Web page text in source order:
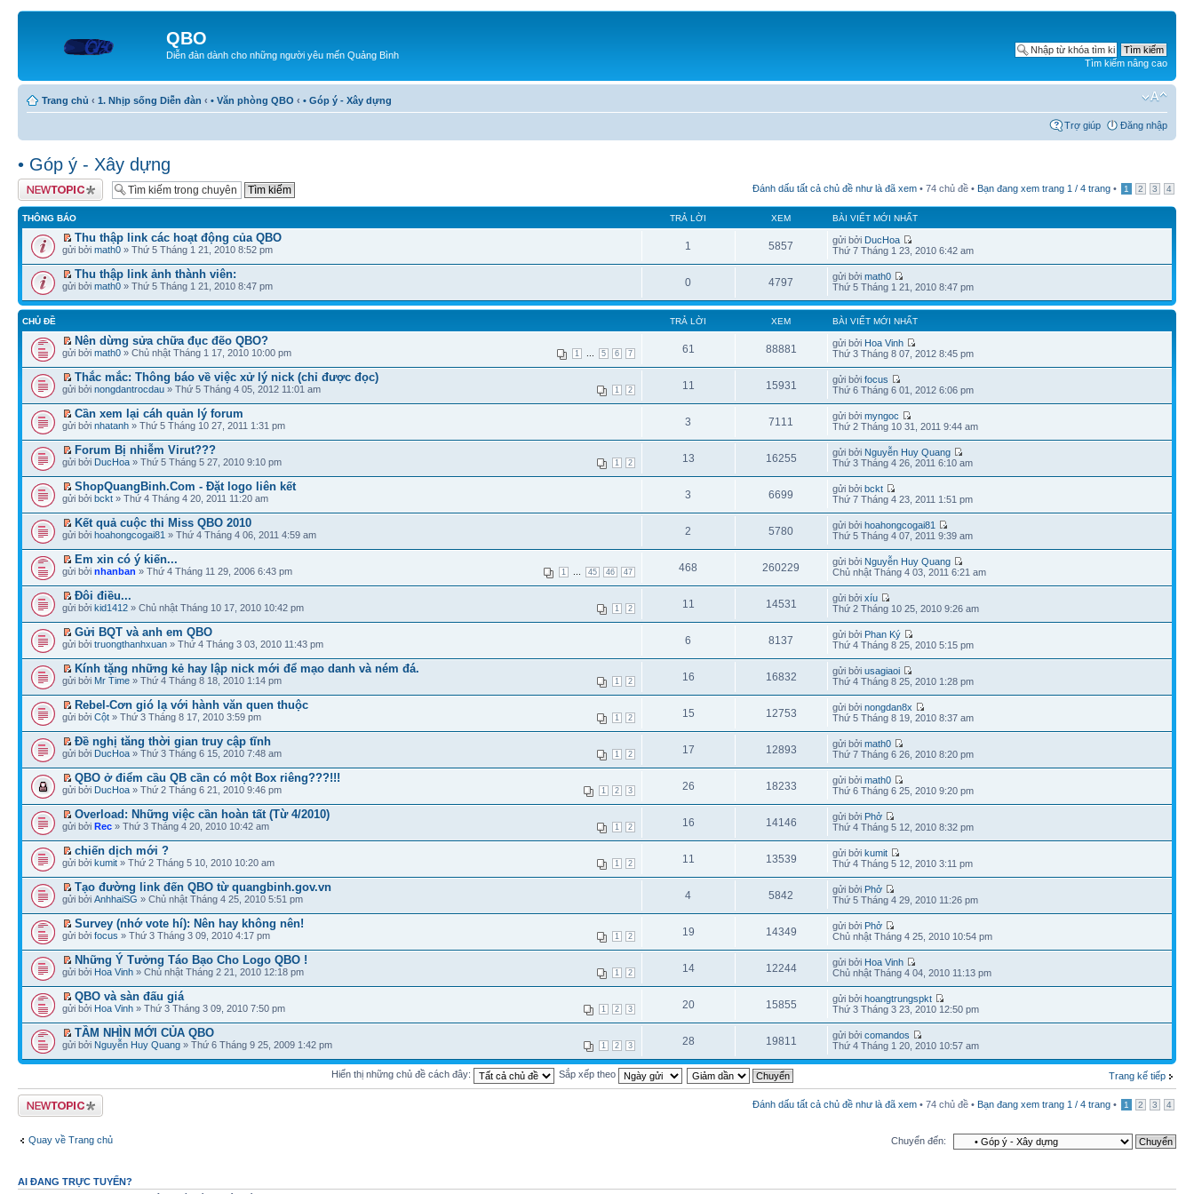
QBO
Diễn đàn dành cho những người yêu mến Quảng Bình
Tìm kiếm nâng cao
Trang chủ ‹ 1. Nhịp sống Diễn đàn ‹ • Văn phòng QBO ‹ • Góp ý - Xây dựng
Trợ giúp Đăng nhập
• Góp ý - Xây dựng
Tạo chủ đề mới Đánh dấu tất cả chủ đề như là đã xem • 74 chủ đề • Bạn đang xem trang 1 / 4 trang • 1 2 3 4
THÔNG BÁO TRẢ LỜI XEM BÀI VIẾT MỚI NHẤT
Thu thập link các hoạt động của QBO
gửi bởi math0 » Thứ 5 Tháng 1 21, 2010 8:52 pm 1 5857 gửi bởi DucHoa
Thứ 7 Tháng 1 23, 2010 6:42 am
Thu thập link ảnh thành viên:
gửi bởi math0 » Thứ 5 Tháng 1 21, 2010 8:47 pm 0 4797 gửi bởimath0
Thứ 5 Tháng 1 21, 2010 8:47 pm
CHỦ ĐỀ TRẢ LỜI XEM BÀI VIẾT MỚI NHẤT
Nên dừng sửa chữa đục đẽo QBO?
1 5 6 7
gửi bởi math0 » Chủ nhật Tháng 1 17, 2010 10:00 pm 61 88881 gửi bởi Hoa Vinh
Thứ 3 Tháng 8 07, 2012 8:45 pm
Thắc mắc: Thông báo về việc xử lý nick (chỉ được đọc)
1 2
gửi bởi nongdantrocdau » Thứ 5 Tháng 4 05, 2012 11:01 am 11 15931 gửi bởifocus
Thứ 6 Tháng 6 01, 2012 6:06 pm
Cần xem lại cáh quản lý forum
gửi bởi nhatanh » Thứ 5 Tháng 10 27, 2011 1:31 pm 3 7111 gửi bởimyngoc
Thứ 2 Tháng 10 31, 2011 9:44 am
Forum Bị nhiễm Virut???
1 2
gửi bởi DucHoa » Thứ 5 Tháng 5 27, 2010 9:10 pm 13 16255 gửi bởi Nguyễn Huy Quang
Thứ 3 Tháng 4 26, 2011 6:10 am
ShopQuangBinh.Com - Đặt logo liên kết
gửi bởi bckt » Thứ 4 Tháng 4 20, 2011 11:20 am 3 6699 gửi bởibckt
Thứ 7 Tháng 4 23, 2011 1:51 pm
Kết quả cuộc thi Miss QBO 2010
gửi bởi hoahongcogai81 » Thứ 4 Tháng 4 06, 2011 4:59 am 2 5780 gửi bởihoahongcogai81
Thứ 5 Tháng 4 07, 2011 9:39 am
Em xin có ý kiến...
1 45 46 47
gửi bởi nhanban » Thứ 4 Tháng 11 29, 2006 6:43 pm 468 260229 gửi bởi Nguyễn Huy Quang
Chủ nhật Tháng 4 03, 2011 6:21 am
Đôi điều...
1 2
gửi bởi kid1412 » Chủ nhật Tháng 10 17, 2010 10:42 pm 11 14531 gửi bởixíu
Thứ 2 Tháng 10 25, 2010 9:26 am
Gửi BQT và anh em QBO
gửi bởi truongthanhxuan » Thứ 4 Tháng 3 03, 2010 11:43 pm 6 8137 gửi bởi Phan Ký
Thứ 4 Tháng 8 25, 2010 5:15 pm
Kính tặng những kẻ hay lập nick mới để mạo danh và ném đá.
1 2
gửi bởi Mr Time » Thứ 4 Tháng 8 18, 2010 1:14 pm 16 16832 gửi bởiusagiaoi
Thứ 4 Tháng 8 25, 2010 1:28 pm
Rebel-Cơn gió lạ với hành văn quen thuộc
1 2
gửi bởi Cột » Thứ 3 Tháng 8 17, 2010 3:59 pm 15 12753 gửi bởinongdan8x
Thứ 5 Tháng 8 19, 2010 8:37 am
Đề nghị tăng thời gian truy cập tĩnh
1 2
gửi bởi DucHoa » Thứ 3 Tháng 6 15, 2010 7:48 am 17 12893 gửi bởimath0
Thứ 7 Tháng 6 26, 2010 8:20 pm
QBO ở điểm cầu QB cần có một Box riêng???!!!
1 2 3
gửi bởi DucHoa » Thứ 2 Tháng 6 21, 2010 9:46 pm 26 18233 gửi bởimath0
Thứ 6 Tháng 6 25, 2010 9:20 pm
Overload: Những việc cần hoàn tất (Từ 4/2010)
1 2
gửi bởi Rec » Thứ 3 Tháng 4 20, 2010 10:42 am 16 14146 gửi bởi Phở
Thứ 4 Tháng 5 12, 2010 8:32 pm
chiến dịch mới ?
1 2
gửi bởi kumit » Thứ 2 Tháng 5 10, 2010 10:20 am 11 13539 gửi bởikumit
Thứ 4 Tháng 5 12, 2010 3:11 pm
Tạo đường link đến QBO từ quangbinh.gov.vn
gửi bởi AnhhaiSG » Chủ nhật Tháng 4 25, 2010 5:51 pm 4 5842 gửi bởi Phở
Thứ 5 Tháng 4 29, 2010 11:26 pm
Survey (nhớ vote hí): Nên hay không nên!
1 2
gửi bởi focus » Thứ 3 Tháng 3 09, 2010 4:17 pm 19 14349 gửi bởi Phở
Chủ nhật Tháng 4 25, 2010 10:54 pm
Những Ý Tưởng Táo Bạo Cho Logo QBO !
1 2
gửi bởi Hoa Vinh » Chủ nhật Tháng 2 21, 2010 12:18 pm 14 12244 gửi bởi Hoa Vinh
Chủ nhật Tháng 4 04, 2010 11:13 pm
QBO và sàn đấu giá
1 2 3
gửi bởi Hoa Vinh » Thứ 3 Tháng 3 09, 2010 7:50 pm 20 15855 gửi bởihoangtrungspkt
Thứ 3 Tháng 3 23, 2010 12:50 pm
TẦM NHÌN MỚI CỦA QBO
1 2 3
gửi bởi Nguyễn Huy Quang » Thứ 6 Tháng 9 25, 2009 1:42 pm 28 19811 gửi bởicomandos
Thứ 4 Tháng 1 20, 2010 10:57 am
Trang kế tiếp
Hiển thị những chủ đề cách đây: Sắp xếp theo
Tạo chủ đề mới Đánh dấu tất cả chủ đề như là đã xem • 74 chủ đề • Bạn đang xem trang 1 / 4 trang • 1 2 3 4
Quay về Trang chủ Chuyển đến:
AI ĐANG TRỰC TUYẾN?